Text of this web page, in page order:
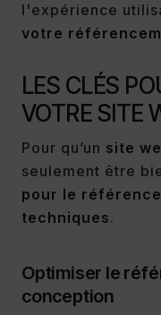
l'expérience
votre
LES CLÉS
VOTRE SITE
Pour qu’un site
seulement être
pour le
techniques.
Optimiser le
conception